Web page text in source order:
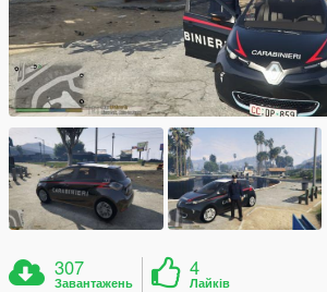
307
Завантажень
4
Лайків